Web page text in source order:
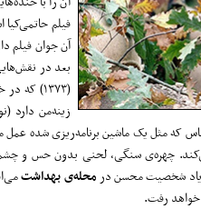
فیلم
آن جوان فیلم
بعد در
(۱۳۷۳) که در خط داستانی شباهت‌های انکار ناپذیری با شخصیت شغال در
زینه‌من دارد
که مثل یک ماشین برنامه‌ریزی شده عمل
چهره‌ی سنگی، لحنی بدون حس و
یاد شخصیت محسن در محله‌ی بهداشت
رفت.